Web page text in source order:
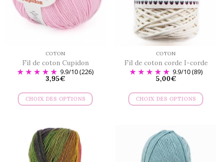
COTON
Fil de coton Cupidon
9.9/10(226)
3,95€
CHOIX DES OPTIONS
a
plusieurs
variations.
COTON
Fil de coton corde I-corde
9.9/10(89)
5,00€
CHOIX DES OPTIONS
a
plusieurs
variations.